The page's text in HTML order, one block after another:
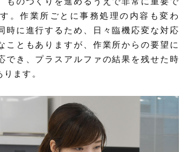
。作業所ごとに事務処理の内容も変わ
時に進行するため、日々臨機応変な対応
こともありますが、作業所からの要望に
でき、プラスアルファの結果を残せた時
ます。